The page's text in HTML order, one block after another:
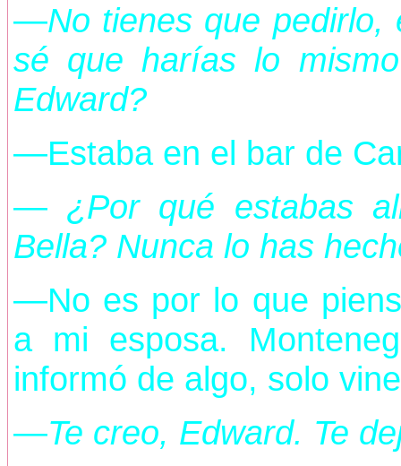
—No tienes que pedirlo,
sé que harías lo
Edward?
—Estaba en el bar de
— ¿Por qué estabas
Bella? Nunca lo has
—No es por lo que
a mi esposa.
informó de algo, solo
—Te creo, Edward. Te